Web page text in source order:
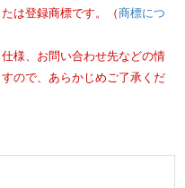
は登録商標です。（ 商標につ
様、お問い合わせ先などの情
ので、あらかじめご了承くだ